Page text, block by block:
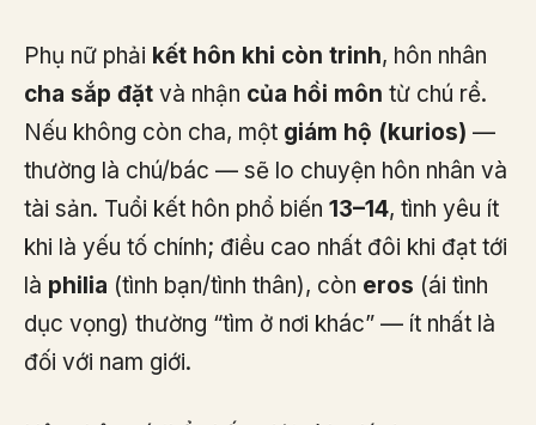
Phụ nữ phải kết hôn khi còn trinh, hôn nhân
cha sắp đặt và nhận của hồi môn từ chú rể.
Nếu không còn cha, một giám hộ (kurios) —
thường là chú/bác — sẽ lo chuyện hôn nhân và
tài sản. Tuổi kết hôn phổ biến 13–14, tình yêu ít
khi là yếu tố chính; điều cao nhất đôi khi đạt tới
là philia (tình bạn/tình thân), còn eros (ái tình
dục vọng) thường “tìm ở nơi khác” — ít nhất là
đối với nam giới.